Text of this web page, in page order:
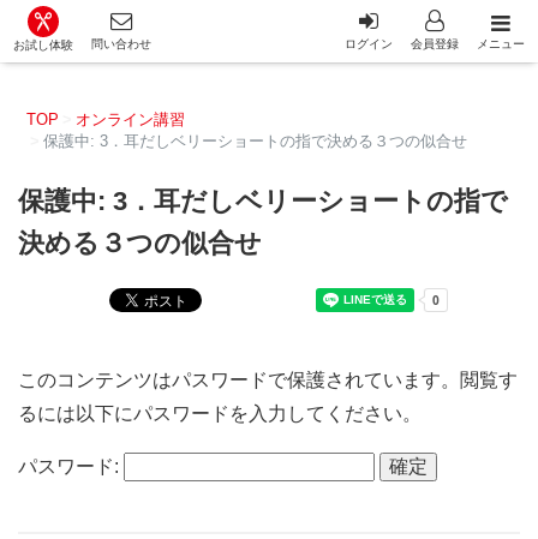
カット講習・カットスクール 日本カットアカデミー総合サ
お試し体験 問い合わせ ログイン 会員登録 メニュー
TOP
オンライン講習
保護中: 3．耳だしベリーショートの指で決める３つの似合せ
保護中: 3．耳だしベリーショートの指で
決める３つの似合せ
このコンテンツはパスワードで保護されています。閲覧す
るには以下にパスワードを入力してください。
パスワード: